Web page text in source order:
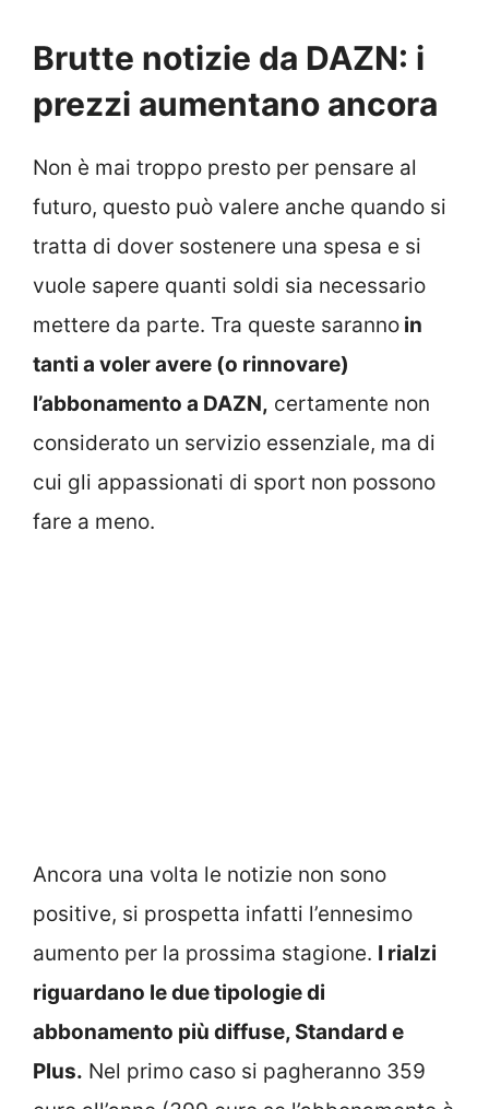
Brutte notizie da DAZN: i
prezzi aumentano ancora
Non è mai troppo presto per pensare al
futuro, questo può valere anche quando si
tratta di dover sostenere una spesa e si
vuole sapere quanti soldi sia necessario
mettere da parte. Tra queste saranno in
tanti a voler avere (o rinnovare)
l’abbonamento a DAZN, certamente non
considerato un servizio essenziale, ma di
cui gli appassionati di sport non possono
fare a meno.
Ancora una volta le notizie non sono
positive, si prospetta infatti l’ennesimo
aumento per la prossima stagione. I rialzi
riguardano le due tipologie di
abbonamento più diffuse, Standard e
Plus. Nel primo caso si pagheranno 359